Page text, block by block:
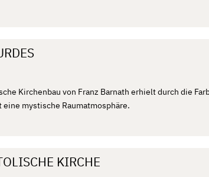
Kirchenbau von Franz Barnath erhielt durch die
mystische Raumatmosphäre.
KIRCHE